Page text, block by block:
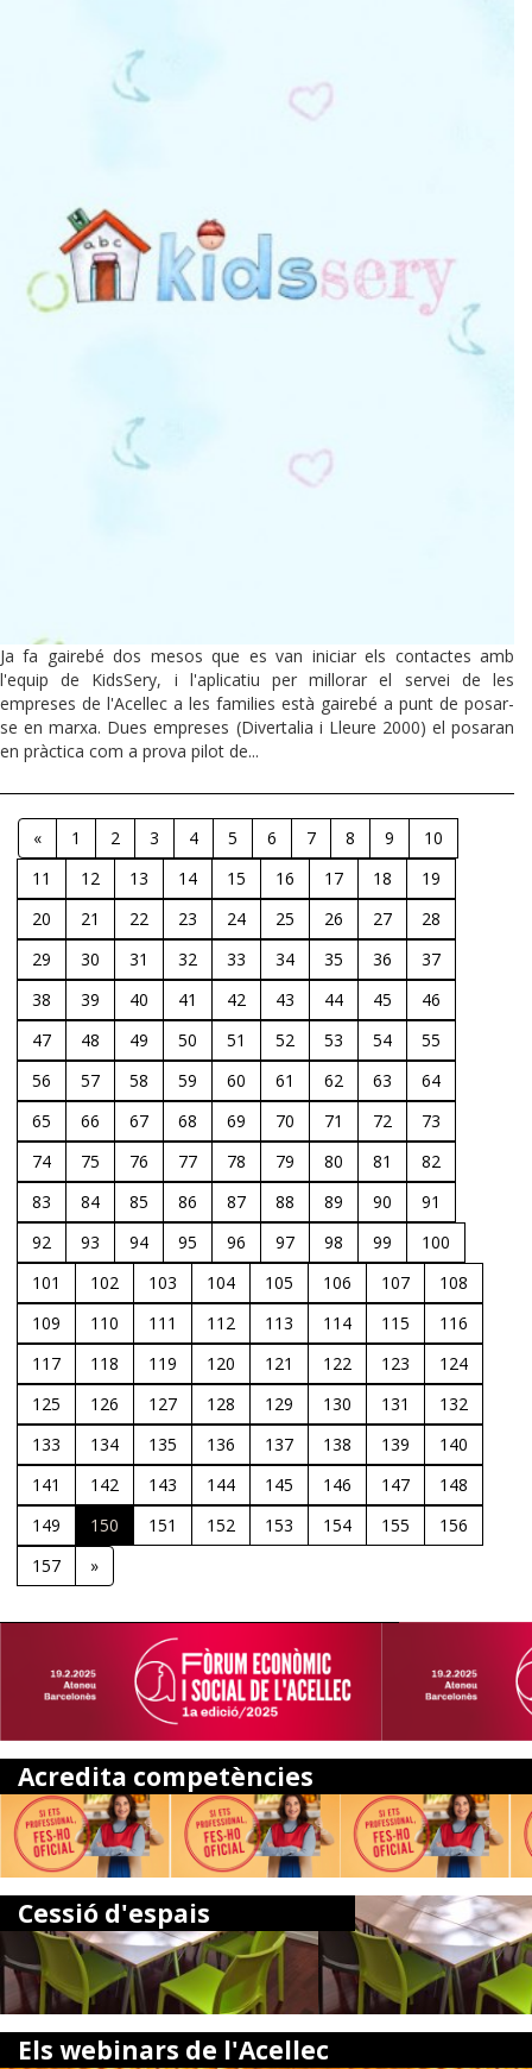
Ja fa gairebé dos mesos que es van iniciar els contactes amb
l'equip de KidsSery, i l'aplicatiu per millorar el servei de les
empreses de l'Acellec a les families està gairebé a punt de posar-
se en marxa. Dues empreses (Divertalia i Lleure 2000) el posaran
en pràctica com a prova pilot de...
« 1 2 3 4 5 6 7 8 9
10
11
12 13 14 15 16 17 18
19
20
21 22 23 24 25 26 27
28
29
30 31 32 33 34 35 36
37
38
39 40 41 42 43 44 45
46
47
48 49 50 51 52 53 54
55
56
57 58 59 60 61 62 63
64
65
66 67 68 69 70 71 72
73
74
75 76 77 78 79 80 81
82
83
84 85 86 87 88 89 90
91
92
93 94 95 96 97 98 99
100
101
102 103 104 105 106 107
108
109
110 111 112 113 114 115
116
117
118 119 120 121 122 123
124
125
126 127 128 129 130 131
132
133
134 135 136 137 138 139
140
141
142 143 144 145 146 147
148
149
150 151 152 153 154 155
156
157
»
Acredita competències
Cessió d'espais
Els webinars de l'Acellec